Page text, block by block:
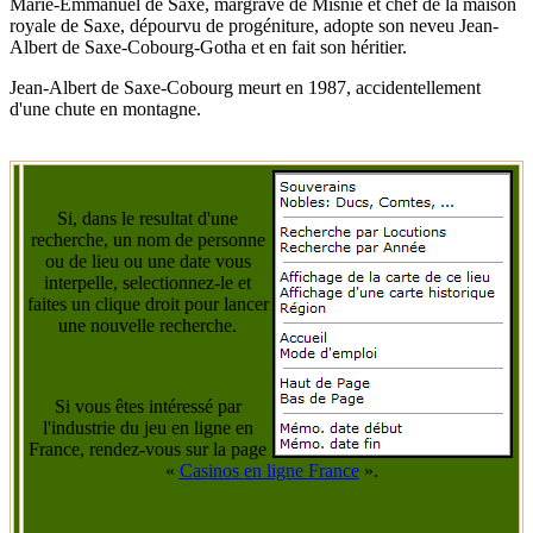
royale de Saxe, dépourvu de progéniture, adopte son neveu Jean-
Albert de Saxe-Cobourg-Gotha et en fait son héritier.
Jean-Albert de Saxe-Cobourg meurt en 1987, accidentellement
d'une chute en montagne.
Si, dans le resultat d'une
recherche, un nom de personne
ou de lieu ou une date vous
interpelle, selectionnez-le et
faites un clique droit pour lancer
une nouvelle recherche.
Si vous êtes intéressé par
l'industrie du jeu en ligne en
France, rendez-vous sur la page
« Casinos en ligne France».